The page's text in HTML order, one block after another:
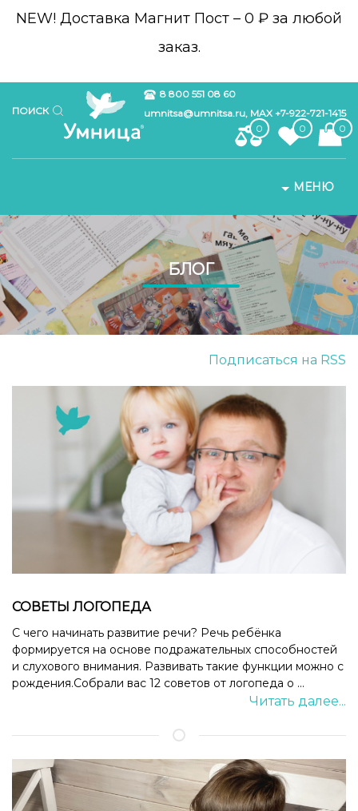
NEW! Доставка Магнит Пост – 0 ₽ за любой
заказ.
ПОИСК
8 800 551 08 60
umnitsa@umnitsa.ru, MAX +7-922-721-1415
0
0 0
МЕНЮ
БЛОГ
Подписаться на RSS
СОВЕТЫ ЛОГОПЕДА
С чего начинать развитие речи? Речь ребёнка
формируется на основе подражательных способностей
и слухового внимания. Развивать такие функции можно с
рождения.Собрали вас 12 советов от логопеда о ...
Читать далее...